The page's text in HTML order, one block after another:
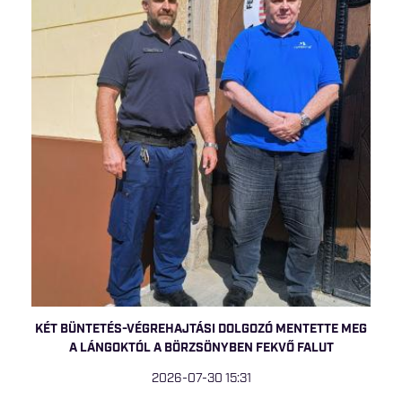
KÉT BÜNTETÉS-VÉGREHAJTÁSI DOLGOZÓ MENTETTE MEG
A LÁNGOKTÓL A BÖRZSÖNYBEN FEKVŐ FALUT
2026-07-30 15:31